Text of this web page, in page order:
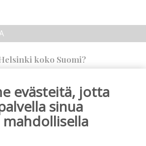
koko Suomi?
asukkaidensa ja kyliensä summa
29.7.2026 15:35
evästeitä, jotta
sinua
mahdollisella